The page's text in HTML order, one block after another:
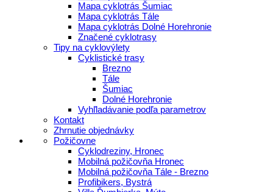
Mapa cyklotrás Šumiac
Mapa cyklotrás Tále
Mapa cyklotrás Dolné Horehronie
Značené cyklotrasy
Tipy na cyklovýlety
Cyklistické trasy
Brezno
Tále
Šumiac
Dolné Horehronie
Vyhľladávanie podľa parametrov
Kontakt
Zhrnutie objednávky
Požičovne
Cyklodreziny, Hronec
Mobilná požičovňa Hronec
Mobilná požičovňa Tále - Brezno
Profibikers, Bystrá